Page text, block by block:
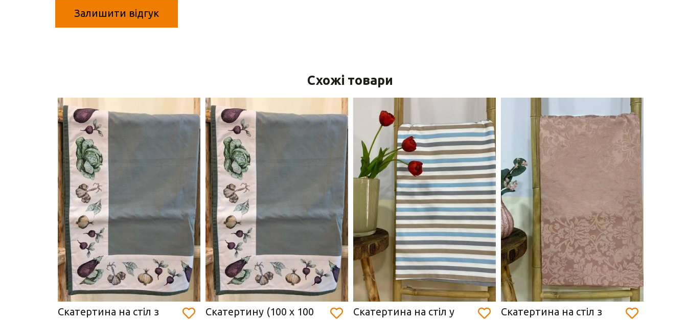
Залишити відгук
Схожі товари
Скатертина на стіл з
Скатертину (100 х 100
Скатертина на стіл у
Скатертина на стіл з